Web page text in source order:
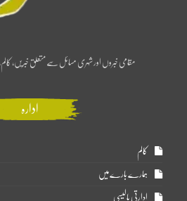
مقامی خبروں اور شہری مسائل سے متعلق خبریں،
ادارہ
کالم
ہمارے بارے میں
ادارتی پالیسی